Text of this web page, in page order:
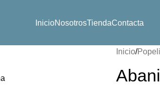
InicioNosotrosTiendaContacta
Inicio